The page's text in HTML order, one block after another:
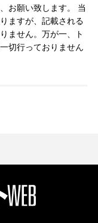
お願い致します。 当
ますが、記載される
ません。万が一、ト
切行っておりません